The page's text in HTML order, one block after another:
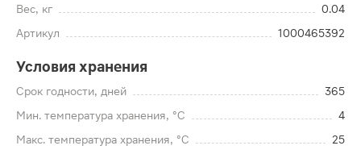
Вес, кг
0.04
Артикул
1000465392
Условия хранения
Срок годности, дней
365
Мин. температура хранения, °C
4
Макс. температура хранения, °C
25